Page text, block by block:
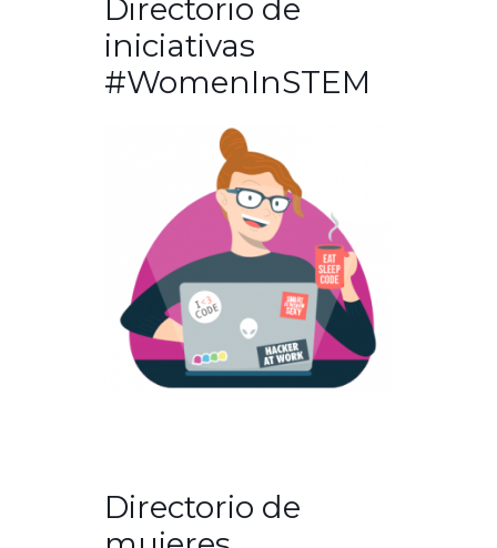
Directorio de
iniciativas
#WomenInSTEM
Directorio de